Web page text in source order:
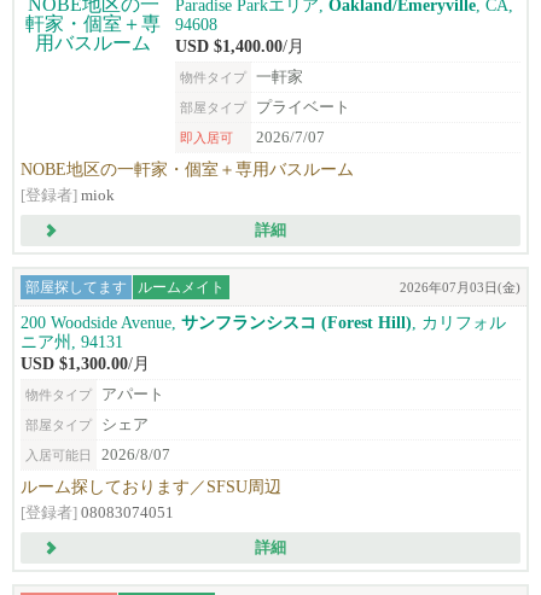
Paradise Parkエリア, Oakland/Emeryville , CA,
94608
USD $1,400.00/月
物件タイプ 一軒家
部屋タイプ プライベート
即入居可 2026/7/07
NOBE地区の一軒家・個室＋専用バスルーム
[登録者] miok
詳細
部屋探してます ルームメイト 2026年07月03日(金)
200 Woodside Avenue, サンフランシスコ (Forest Hill) , カリフォル
ニア州, 94131
USD $1,300.00/月
物件タイプ アパート
部屋タイプ シェア
入居可能日 2026/8/07
ルーム探しております／SFSU周辺
[登録者] 08083074051
詳細